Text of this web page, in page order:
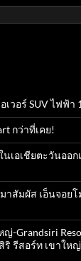
วอร์ SUV ไฟฟ้า
กว่าที่เคย!
เอเชียตะวันออก
าสัมผัส เอ็นจอย
ญ่​-Grandsiri​
รีสอร์ท เขาให